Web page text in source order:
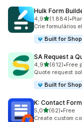
Hulk Form
4,9de 5 estrelas
(1.884)
1884 total de•
Crie formulários
Built for
SA Request a
4,9de 5 estrelas
(612)
612 total de•Free
Quote request
Built for
K: Contact
5,0de 5 estrelas
(62)
62 total de•Free
Create custom